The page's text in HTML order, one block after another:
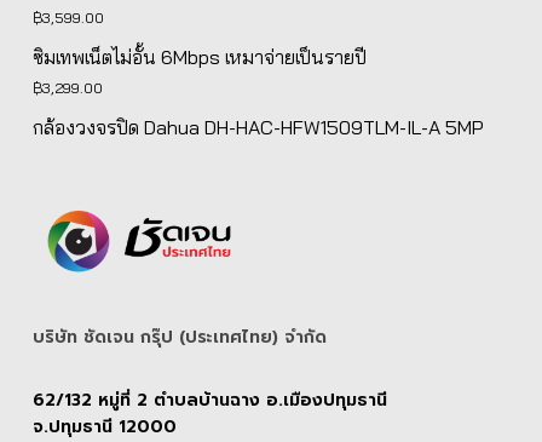
฿3,599.00
ซิมเทพเน็ตไม่อั้น 6Mbps เหมาจ่ายเป็นรายปี
฿3,299.00
กล้องวงจรปิด Dahua DH-HAC-HFW1509TLM-IL-A 5MP
บริษัท ชัดเจน กรุ๊ป (ประเทศไทย) จํากัด
62/132 หมู่ที่ 2 ตำบลบ้านฉาง อ.เมืองปทุมธานี
จ.ปทุมธานี 12000